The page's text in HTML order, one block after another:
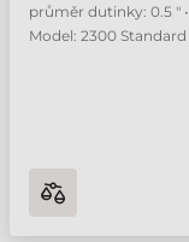
průměr dutinky: 0.5 "
Model: 2300 Standard